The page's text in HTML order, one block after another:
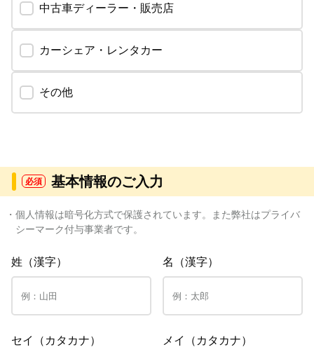
中古車ディーラー・販売店
カーシェア・レンタカー
その他
必須 基本情報のご入力
・個人情報は暗号化方式で保護されています。また弊社はプライバ
シーマーク付与事業者です。
姓（漢字） 名（漢字）
セイ（カタカナ） メイ（カタカナ）